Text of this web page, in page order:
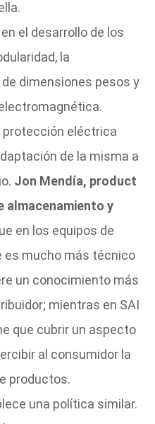
el desarrollo de los
la
dimensiones pesos y
protección eléctrica
de la misma a
Jon Mendía, product
almacenamiento y
en los equipos de
es mucho más técnico
un conocimiento más
mientras en SAI
que cubrir un aspecto
al consumidor la
productos.
una política similar.